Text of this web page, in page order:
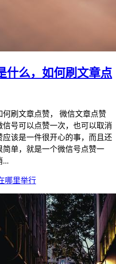
什么，如何刷文章点
刷文章点赞， 微信文章点赞
号可以点赞一次，也可以取消
该是一件很开心的事，而且还
单，就是一个微信号点赞一
...
哪里举行